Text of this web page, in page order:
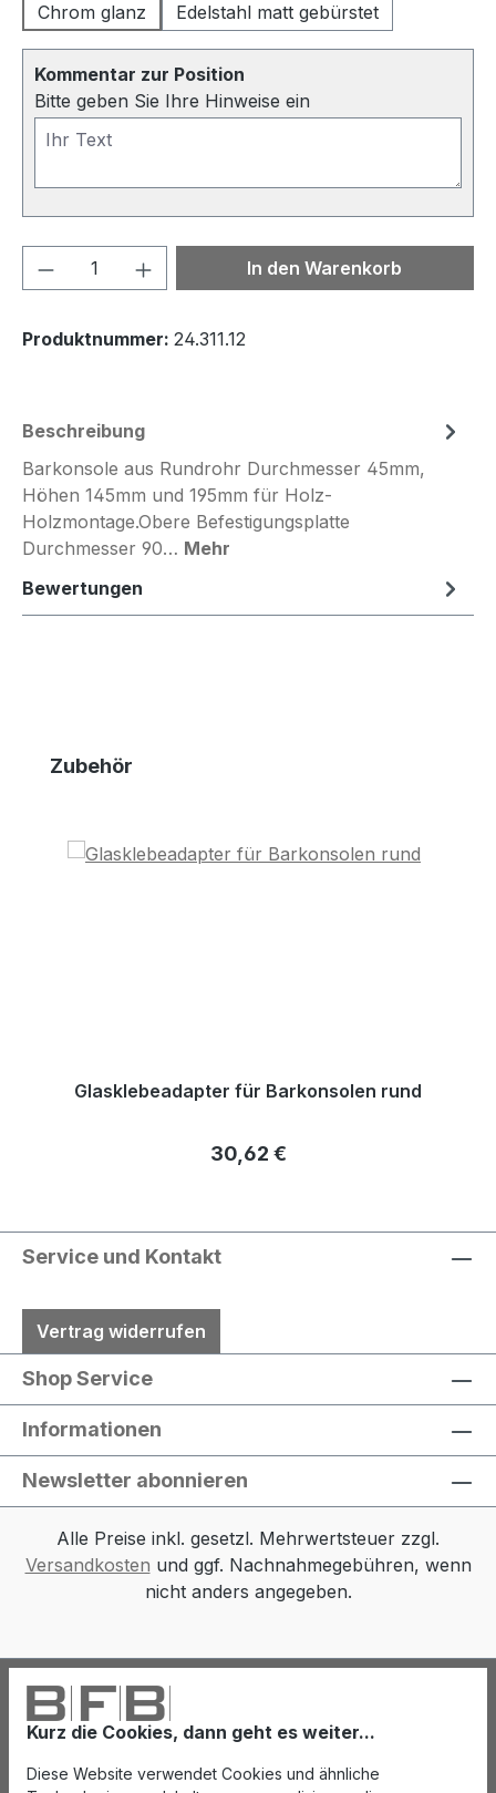
Kurz die Cookies, dann geht es weiter...
Diese Website verwendet Cookies und ähnliche
Chrom glanz
Edelstahl matt gebürstet
Kommentar zur Position
Bitte geben Sie Ihre Hinweise ein
Produkt Anzahl: Gib denIn den Warenkorb
Produktnummer: 24.311.12
Beschreibung
Barkonsole aus Rundrohr Durchmesser 45mm,
Höhen 145mm und 195mm für Holz-
Holzmontage.Obere Befestigungsplatte
Durchmesser 90… Mehr
Bewertungen
Produktgalerie überspringen
Zubehör
Glasklebeadapter für Barkonsolen rund
Regulärer Preis:
30,62 €
Service und Kontakt
Vertrag widerrufen
Shop Service
Informationen
Newsletter abonnieren
Alle Preise inkl. gesetzl. Mehrwertsteuer zzgl.
Versandkosten und ggf. Nachnahmegebühren, wenn
nicht anders angegeben.